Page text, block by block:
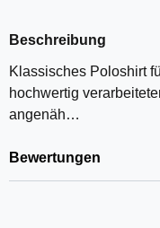
Beschreibung
Klassisches Poloshirt
hochwertig
angenäh…
Bewertungen